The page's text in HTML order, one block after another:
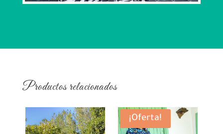
Productos relacionados
¡Oferta!